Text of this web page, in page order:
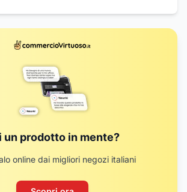
un prodotto in mente?
online dai migliori negozi italiani